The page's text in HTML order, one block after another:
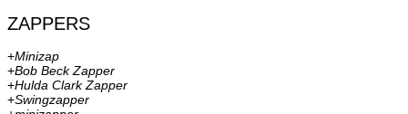
ZAPPERS
+Minizap
+Bob Beck Zapper
+Hulda Clark Zapper
+Swingzapper